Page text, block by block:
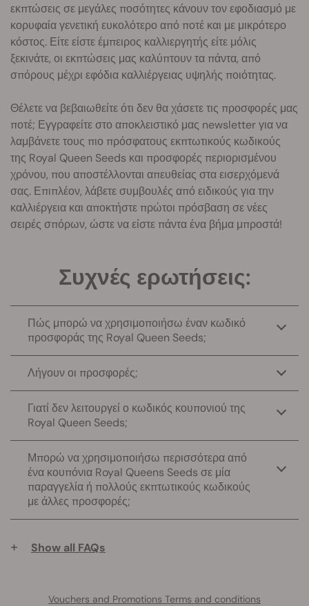
εκπτώσεις σε μεγάλες ποσότητες κάνουν τον εφοδιασμό με
κορυφαία γενετική ευκολότερο από ποτέ και με μικρότερο
κόστος. Είτε είστε έμπειρος καλλιεργητής είτε μόλις
ξεκινάτε, οι εκπτώσεις μας καλύπτουν τα πάντα, από
σπόρους μέχρι εφόδια καλλιέργειας υψηλής ποιότητας.
Θέλετε να βεβαιωθείτε ότι δεν θα χάσετε τις προσφορές μας
ποτέ; Εγγραφείτε στο αποκλειστικό μας newsletter για να
λαμβάνετε τους πιο πρόσφατους εκπτωτικούς κωδικούς
της Royal Queen Seeds και προσφορές περιορισμένου
χρόνου, που αποστέλλονται απευθείας στα εισερχόμενά
σας. Επιπλέον, λάβετε συμβουλές από ειδικούς για την
καλλιέργεια και αποκτήστε πρώτοι πρόσβαση σε νέες
σειρές σπόρων, ώστε να είστε πάντα ένα βήμα μπροστά!
Συχνές ερωτήσεις:
Πώς μπορώ να χρησιμοποιήσω έναν κωδικό
προσφοράς της Royal Queen Seeds;
Λήγουν οι προσφορές;
Γιατί δεν λειτουργεί ο κωδικός κουπονιού της
Royal Queen Seeds;
Μπορώ να χρησιμοποιήσω περισσότερα από
ένα κουπόνια Royal Queens Seeds σε μία
παραγγελία ή πολλούς εκπτωτικούς κωδικούς
με άλλες προσφορές;
+ Show all FAQs
Vouchers and Promotions Terms and conditions